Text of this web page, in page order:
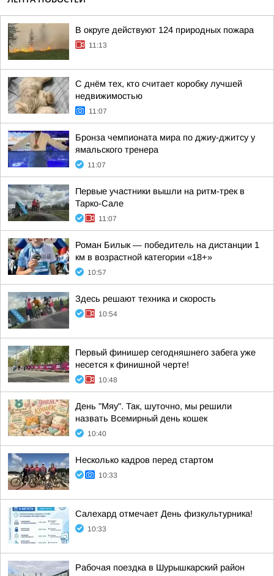
В округе действуют 124 природных пожара
11:13
С днём тех, кто считает коробку лучшей
недвижимостью
11:07
Бронза чемпионата мира по джиу-джитсу у
ямальского тренера
11:07
Первые участники вышли на ритм-трек в
Тарко-Сале
11:07
Роман Билык — победитель на дистанции 1
км в возрастной категории «18+»
10:57
Здесь решают техника и скорость
10:54
Первый финишер сегодняшнего забега уже
несется к финишной черте!
10:48
День "Мяу". Так, шуточно, мы решили
назвать Всемирный день кошек
10:40
Несколько кадров перед стартом
10:33
Салехард отмечает День физкультурника!
10:33
Рабочая поездка в Шурышкарский район